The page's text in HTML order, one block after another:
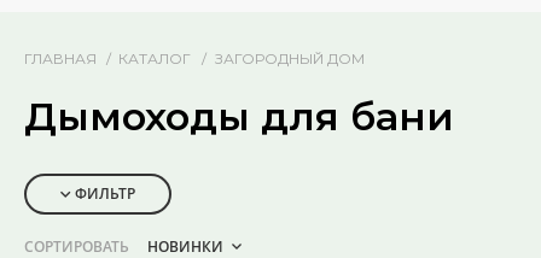
ГЛАВНАЯ КАТАЛОГ ЗАГОРОДНЫЙ ДОМ
Дымоходы для бани
ФИЛЬТР
СОРТИРОВАТЬ НОВИНКИ